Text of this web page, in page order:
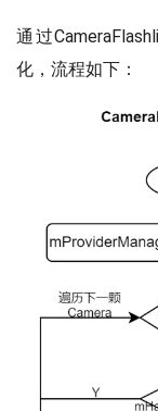
通过
化，流程如下：